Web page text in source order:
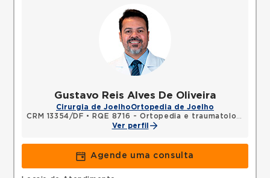
Gustavo Reis Alves De Oliveira
Cirurgia de JoelhoOrtopedia de Joelho
CRM 13354/DF •
RQE 8716 - Ortopedia e traumatologia
Ver perfil
Agende uma consulta